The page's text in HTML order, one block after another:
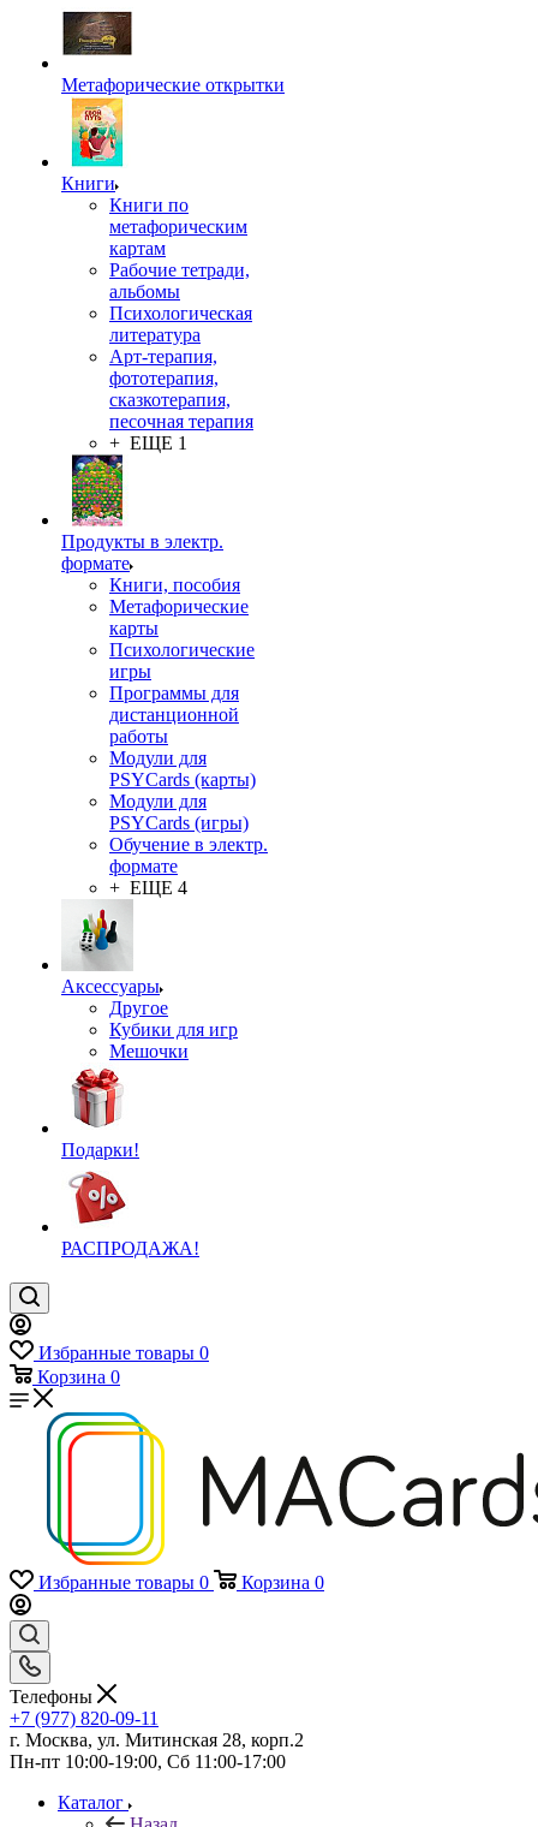
Метафорические открытки
Книги
Книги по
метафорическим
картам
Рабочие тетради,
альбомы
Психологическая
литература
Арт-терапия,
фототерапия,
сказкотерапия,
песочная терапия
+ ЕЩЕ 1
Продукты в электр.
формате
Книги, пособия
Метафорические
карты
Психологические
игры
Программы для
дистанционной
работы
Модули для
PSYCards (карты)
Модули для
PSYCards (игры)
Обучение в электр.
формате
+ ЕЩЕ 4
Аксессуары
Другое
Кубики для игр
Мешочки
Подарки!
РАСПРОДАЖА!
Избранные товары 0
Корзина 0
Избранные товары 0 Корзина 0
Телефоны
+7 (977) 820-09-11
г. Москва, ул. Митинская 28, корп.2
Пн-пт 10:00-19:00, Сб 11:00-17:00
Каталог